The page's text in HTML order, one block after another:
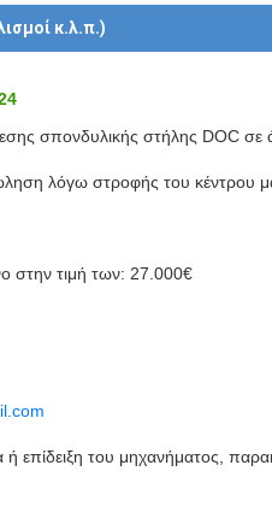
κ.λ.π.)
σπονδυλικής στήλης DOC σε
λόγω στροφής του κέντρου
στην τιμή των: 27.000€
επίδειξη του μηχανήματος,